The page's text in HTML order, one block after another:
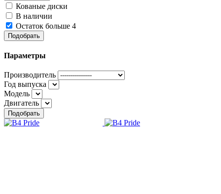
Кованые диски
В наличии
Остаток больше 4
Подобрать
Параметры
Производитель
Год выпуска
Модель
Двигатель
Подобрать